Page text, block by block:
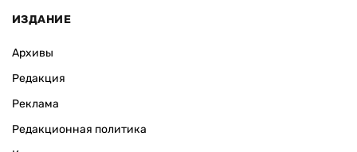
ИЗДАНИЕ
Архивы
Редакция
Реклама
Редакционная политика